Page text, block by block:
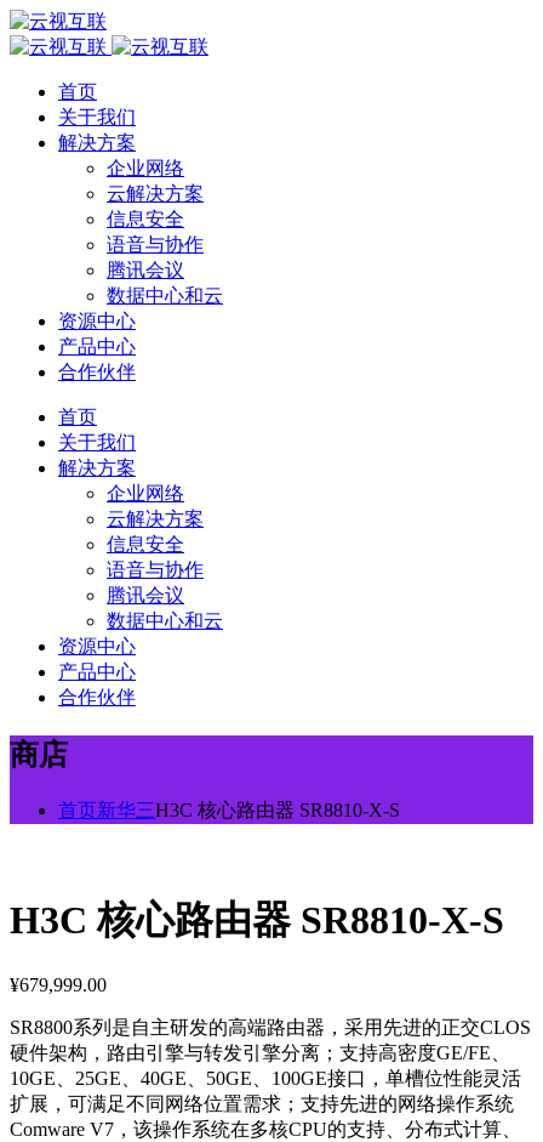
首页
关于我们
解决方案
企业网络
云解决方案
信息安全
语音与协作
腾讯会议
数据中心和云
资源中心
产品中心
合作伙伴
首页
关于我们
解决方案
企业网络
云解决方案
信息安全
语音与协作
腾讯会议
数据中心和云
资源中心
产品中心
合作伙伴
商店
首页新华三H3C 核心路由器 SR8810-X-S
H3C 核心路由器 SR8810-X-S
¥679,999.00
SR8800系列是自主研发的高端路由器，采用先进的正交CLOS
硬件架构，路由引擎与转发引擎分离；支持高密度GE/FE、
10GE、25GE、40GE、50GE、100GE接口，单槽位性能灵活
扩展，可满足不同网络位置需求；支持先进的网络操作系统
Comware V7，该操作系统在多核CPU的支持、分布式计算、